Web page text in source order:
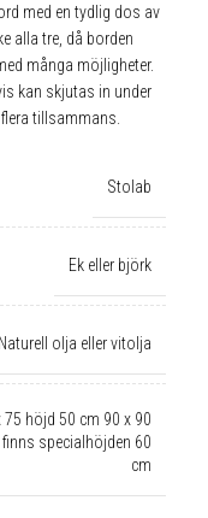
med en tydlig dos av
alla tre, då borden
många möjligheter.
kan skjutas in under
tillsammans.
Stolab
Ek eller björk
Naturell olja eller vitolja
höjd 50 cm 90 x 90
specialhöjden 60
cm